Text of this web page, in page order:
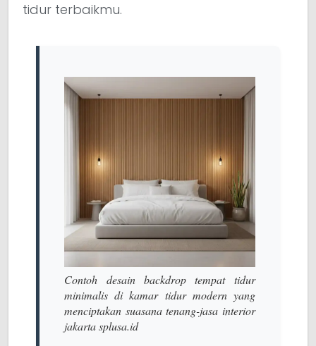
tidur terbaikmu.
Contoh desain backdrop tempat tidur
minimalis di kamar tidur modern yang
menciptakan suasana tenang-jasa interior
jakarta splusa.id